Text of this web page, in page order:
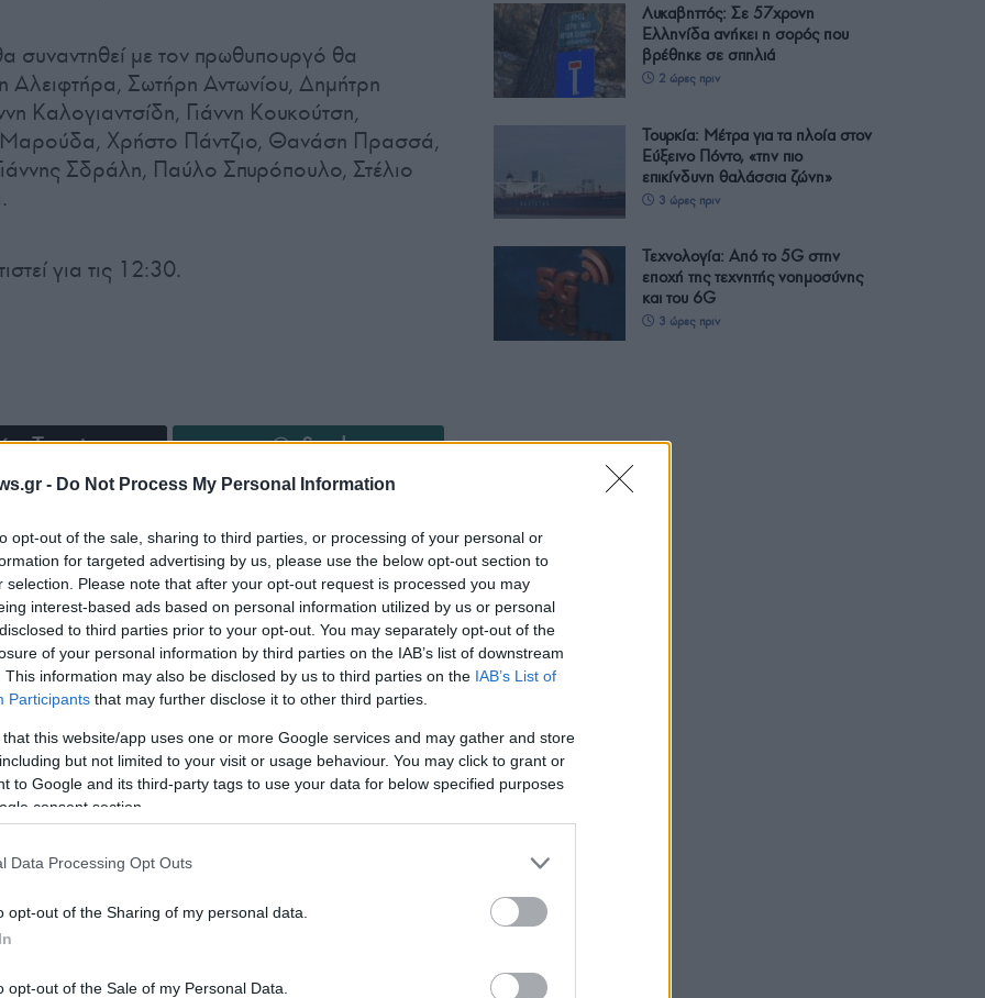
- Do Not Process My Personal Information
opt-out of the sale, sharing to third parties, or processing of your personal or
for targeted advertising by us, please use the below opt-out section to
selection. Please note that after your opt-out request is processed you may
interest-based ads based on personal information utilized by us or personal
to third parties prior to your opt-out. You may separately opt-out of the
of your personal information by third parties on the IAB’s list of downstream
This information may also be disclosed by us to third parties on the IAB’s List of
Participants that may further disclose it to other third parties.
that this website/app uses one or more Google services and may gather and store
but not limited to your visit or usage behaviour. You may click to grant or
to Google and its third-party tags to use your data for below specified purposes
consent section.
Data Processing Opt Outs
opt-out of the Sharing of my personal data.
opt-out of the Sale of my Personal Data.
συναντηθεί με τον πρωθυπουργό θα
Αλειφτήρα, Σωτήρη Αντωνίου, Δημήτρη
Καλογιαντσίδη, Γιάννη Κουκούτση,
Μαρούδα, Χρήστο Πάντζιο, Θανάση Πρασσά,
Σδράλη, Παύλο Σπυρόπουλο, Στέλιο
για τις 12:30.
Tweet Send
μας στοGoogle News
ΕΛΛΑΔΑ
Λυκαβηττός: Σε 57χρονη Ελληνίδα ανήκει η σορός
Λυκαβηττός: Σε 57χρονη
Ελληνίδα ανήκει η σορός που
βρέθηκε σε σπηλιά
2 ώρες πριν
Τουρκία: Μέτρα για τα πλοία στον
Εύξεινο Πόντο, «την πιο
επικίνδυνη θαλάσσια ζώνη»
3 ώρες πριν
Τεχνολογία: Από το 5G στην
εποχή της τεχνητής νοημοσύνης
και του 6G
3 ώρες πριν